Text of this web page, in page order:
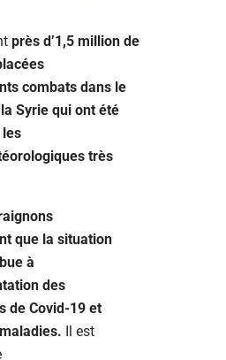
près d’1,5 million de
combats dans le
Syrie qui ont été
très
que la situation
à
des
de Covid-19 et
Il est